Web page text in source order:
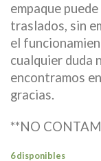
empaque
traslados, sin
el
cualquier duda
encontramos
gracias.
**NO
6 disponibles